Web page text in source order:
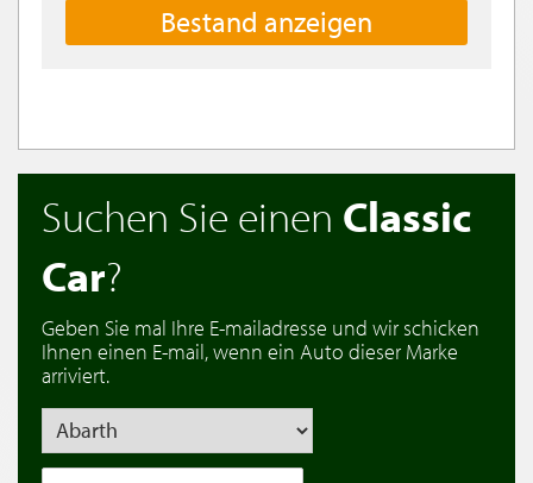
Bestand anzeigen
Suchen Sie einen Classic
Car?
Geben Sie mal Ihre E-mailadresse und wir schicken
Ihnen einen E-mail, wenn ein Auto dieser Marke
arriviert.